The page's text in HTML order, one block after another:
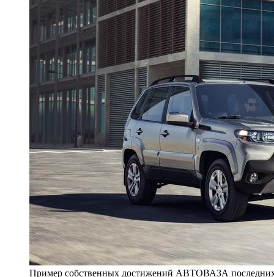
Пример собственных достижений АВТОВАЗА